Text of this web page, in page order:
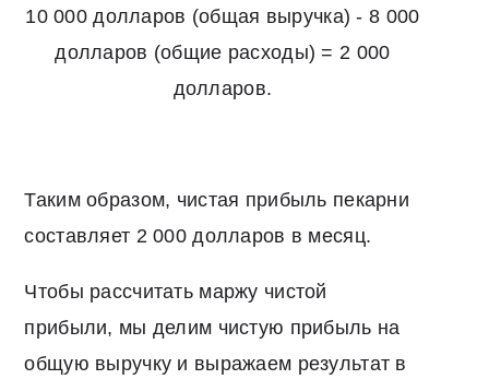
10 000 долларов (общая выручка) - 8 000
долларов (общие расходы) = 2 000
долларов.
Таким образом, чистая прибыль пекарни
составляет 2 000 долларов в месяц.
Чтобы рассчитать маржу чистой
прибыли, мы делим чистую прибыль на
общую выручку и выражаем результат в